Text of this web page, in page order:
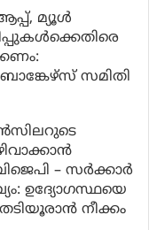
മ്യൂൾ
സമിതി
– സർക്കാർ
ഉദ്യോഗസ്ഥയെ
നീക്കം